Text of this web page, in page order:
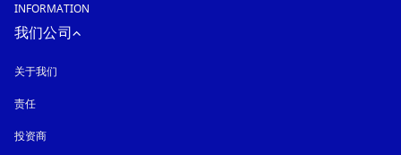
INFORMATION
我们公司
关于我们
责任
投资商